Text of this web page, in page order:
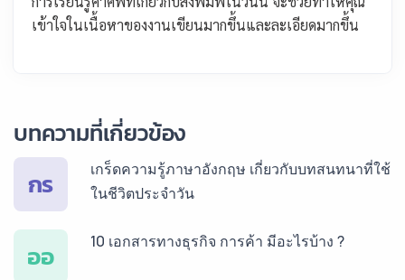
เข้าใจในเนื้อหาของงานเขียนมากขึ้นและละเอียดมากขึ้น
บทความที่เกี่ยวข้อง
กร
เกร็ดความรู้ภาษาอังกฤษ เกี่ยวกับบทสนทนาที่ใช้
ในชีวิตประจำวัน
ออ 10 เอกสารทางธุรกิจ การค้า มีอะไรบ้าง ?